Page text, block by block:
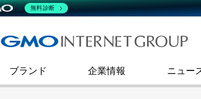
ブランド
企業情報
会社概要
社史
ニュー
技術ブログ
インターネットセキュリティ事業
コミュニケーション
ダイバーシティ＆インクルージョン
熊谷正寿が語るグループ成長戦略・
財務・業績
第二新卒採用
無料診断